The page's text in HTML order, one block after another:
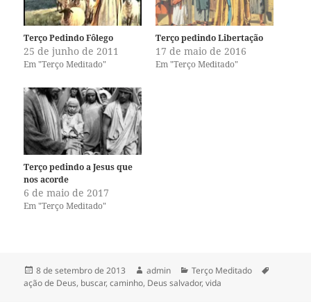
m
p
a
r
t
i
l
h
r
n
o
T
w
i
t
t
e
r
(
a
b
r
e
a
j
a
m
p
a
r
t
i
l
h
r
n
o
F
a
c
e
b
o
o
a
b
r
v
a
j
Terço Pedindo Fôlego
25 de junho de 2011
Em "Terço Meditado"
Terço pedindo Libertação
17 de maio de 2016
Em "Terço Meditado"
Terço pedindo a Jesus que
nos acorde
6 de maio de 2017
Em "Terço Meditado"
Publicado
em
8 de setembro de 2013 Autor
admin Categorias
Terço Meditado
ação de Deus, buscar,caminho, Deus salvador,vida